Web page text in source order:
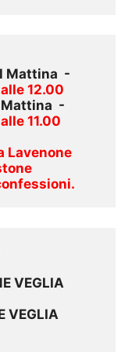
12.00
11.00
Lavenone
VEGLIA
VEGLIA